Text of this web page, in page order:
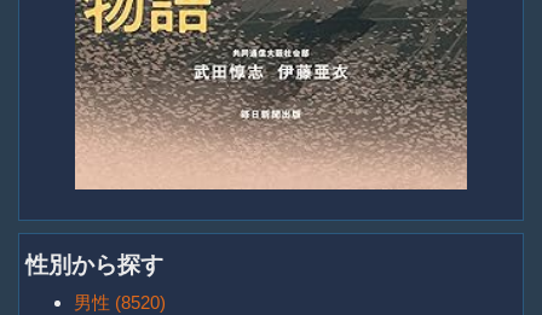
性別から探す
男性 (8520)